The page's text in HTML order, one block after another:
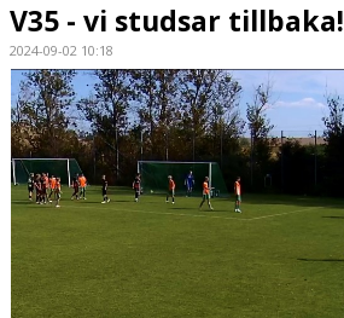
V35 - vi studsar tillbaka!
2024-09-02 10:18